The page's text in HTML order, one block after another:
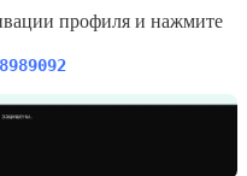
профиля и нажмите